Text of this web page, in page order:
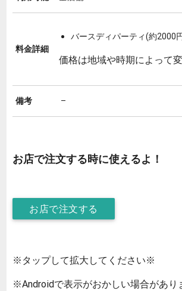
料金詳細
バースディパーティ(約2000
価格は地域や時期によって変
備考 –
お店で注文する時に使えるよ！
お店で注文する
※タップして拡大してください※
※Androidで表示がおかしい場合があ